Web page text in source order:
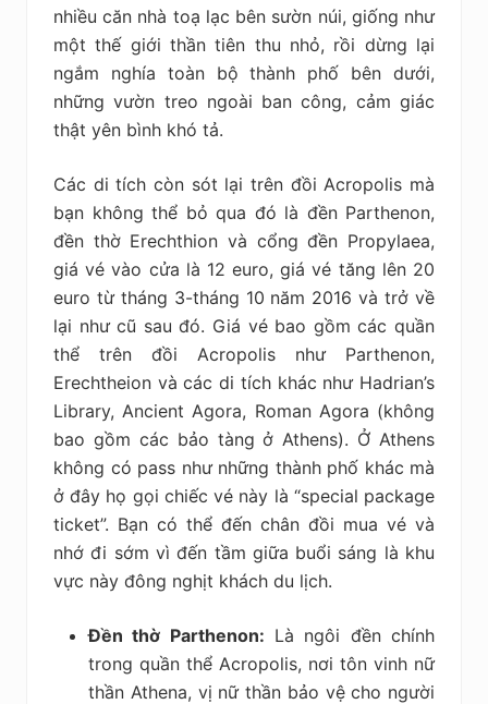
nhiều căn nhà toạ lạc bên sườn núi, giống như
một thế giới thần tiên thu nhỏ, rồi dừng lại
ngắm nghía toàn bộ thành phố bên dưới,
những vườn treo ngoài ban công, cảm giác
thật yên bình khó tả.
Các di tích còn sót lại trên đồi Acropolis mà
bạn không thể bỏ qua đó là đền Parthenon,
đền thờ Erechthion và cổng đền Propylaea,
giá vé vào cửa là 12 euro, giá vé tăng lên 20
euro từ tháng 3-tháng 10 năm 2016 và trở về
lại như cũ sau đó. Giá vé bao gồm các quần
thể trên đồi Acropolis như Parthenon,
Erechtheion và các di tích khác như Hadrian’s
Library, Ancient Agora, Roman Agora (không
bao gồm các bảo tàng ở Athens). Ở Athens
không có pass như những thành phố khác mà
ở đây họ gọi chiếc vé này là “special package
ticket”. Bạn có thể đến chân đồi mua vé và
nhớ đi sớm vì đến tầm giữa buổi sáng là khu
vực này đông nghịt khách du lịch.
Đền thờ Parthenon: Là ngôi đền chính
trong quần thể Acropolis, nơi tôn vinh nữ
thần Athena, vị nữ thần bảo vệ cho người